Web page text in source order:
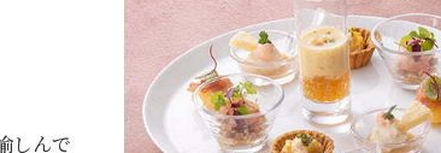
しんで